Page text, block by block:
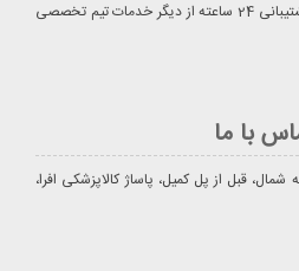
طبق نرخ قیمت گذاری شرکتی و پشتیبانی 24 ساعته از دیگر خدمات تیم تخصصی
با ما
قبل از پل کمیل، پاساژ کالاپزشکی افرا،